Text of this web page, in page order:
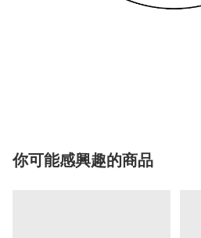
你可能感興趣的商品